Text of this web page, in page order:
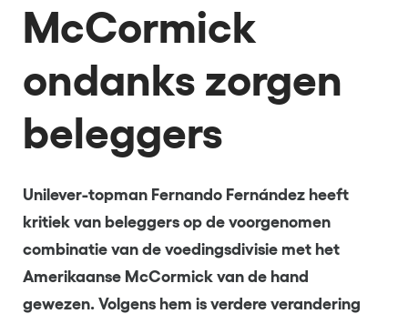
McCormick
ondanks zorgen
beleggers
Unilever-topman Fernando Fernández heeft
kritiek van beleggers op de voorgenomen
combinatie van de voedingsdivisie met het
Amerikaanse McCormick van de hand
gewezen. Volgens hem is verdere verandering